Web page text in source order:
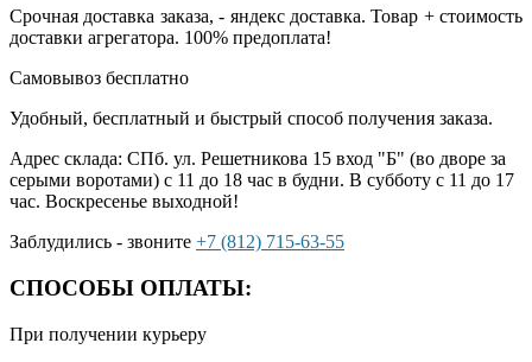
Срочная доставка заказа, - яндекс доставка. Товар + стоимость
доставки агрегатора. 100% предоплата!
Самовывоз бесплатно
Удобный, бесплатный и быстрый способ получения заказа.
Адрес склада: СПб. ул. Решетникова 15 вход "Б" (во дворе за
серыми воротами) с 11 до 18 час в будни. В субботу с 11 до 17
час. Воскресенье выходной!
Заблудились - звоните +7 (812) 715-63-55
СПОСОБЫ ОПЛАТЫ:
При получении курьеру